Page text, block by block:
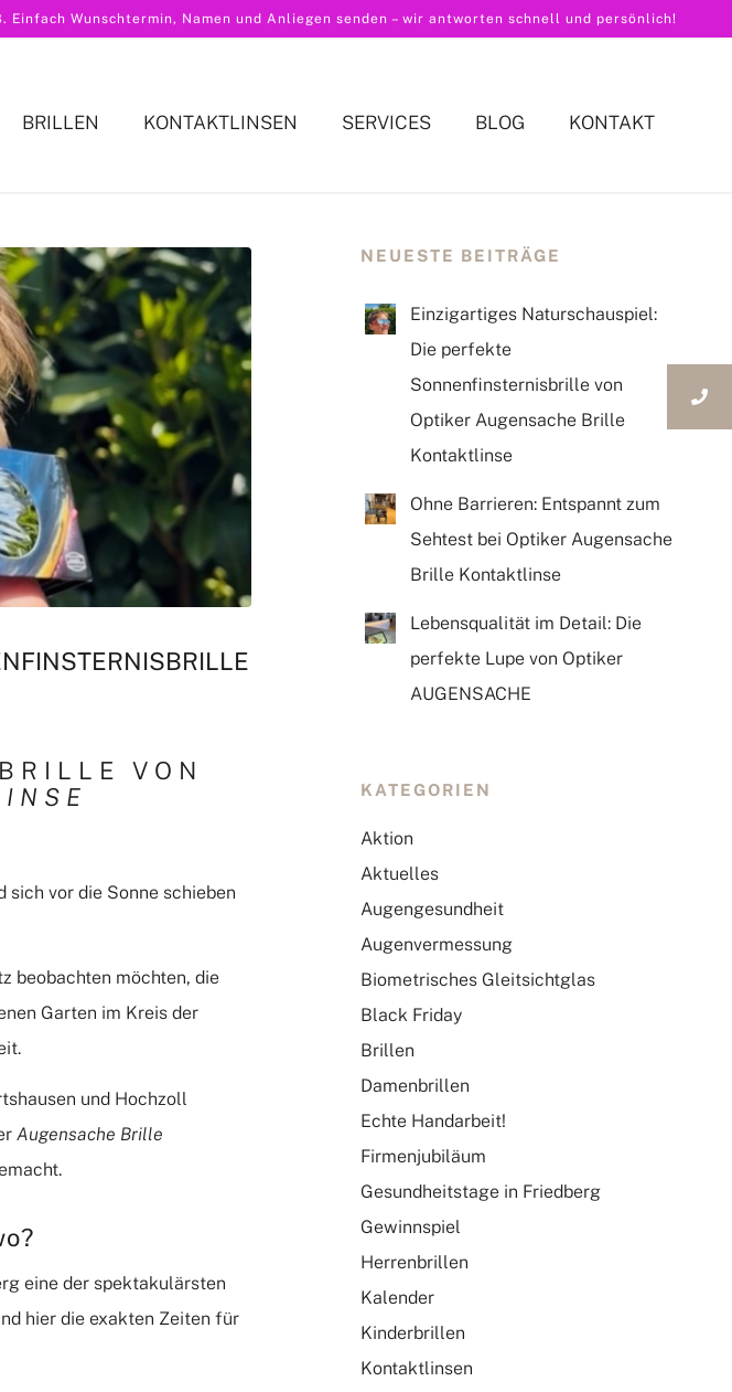
. Einfach Wunschtermin, Namen und Anliegen senden – wir antworten schnell und persönlich!
BRILLEN KONTAKTLINSEN SERVICES BLOG KONTAKT
VON
sich vor die Sonne schieben
beobachten möchten, die
Garten im Kreis der
und Hochzoll
Augensache Brille
eine der spektakulärsten
hier die exakten Zeiten für
NEUESTE BEITRÄGE
Einzigartiges Naturschauspiel:
Die perfekte
Sonnenfinsternisbrille von
Optiker Augensache Brille
Kontaktlinse
Ohne Barrieren: Entspannt zum
Sehtest bei Optiker Augensache
Brille Kontaktlinse
Lebensqualität im Detail: Die
perfekte Lupe von Optiker
AUGENSACHE
KATEGORIEN
Aktion
Aktuelles
Augengesundheit
Augenvermessung
Biometrisches Gleitsichtglas
Black Friday
Brillen
Damenbrillen
Echte Handarbeit!
Firmenjubiläum
Gesundheitstage in Friedberg
Gewinnspiel
Herrenbrillen
Kalender
Kinderbrillen
Kontaktlinsen